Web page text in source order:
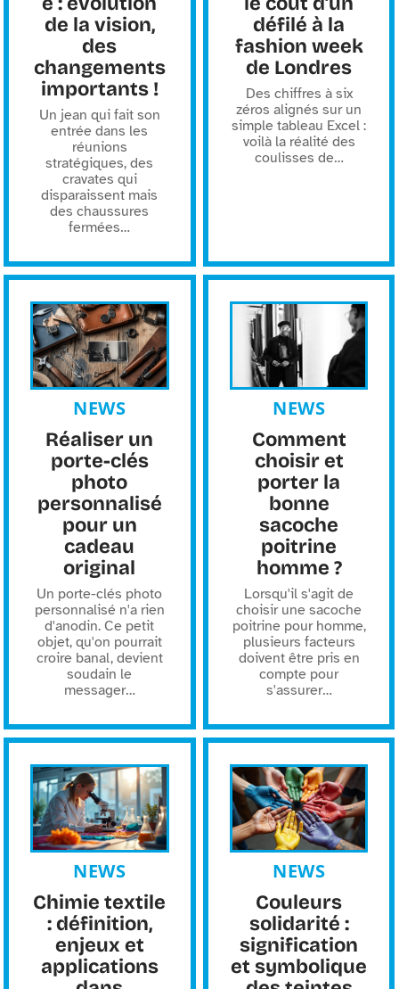
de la vision,
des
changements
importants !
Un jean qui fait son
entrée dans les
réunions
stratégiques, des
cravates qui
disparaissent mais
des chaussures
fermées…
défilé à la
fashion week
de Londres
Des chiffres à six
zéros alignés sur un
simple tableau Excel :
voilà la réalité des
coulisses de…
NEWS
Réaliser un
porte-clés
photo
personnalisé
pour un
cadeau
original
Un porte-clés photo
personnalisé n'a rien
d'anodin. Ce petit
objet, qu'on pourrait
croire banal, devient
soudain le
messager…
NEWS
Comment
choisir et
porter la
bonne
sacoche
poitrine
homme ?
Lorsqu'il s'agit de
choisir une sacoche
poitrine pour homme,
plusieurs facteurs
doivent être pris en
compte pour
s'assurer…
NEWS
Chimie textile
: définition,
enjeux et
applications
NEWS
Couleurs
solidarité :
signification
et symbolique